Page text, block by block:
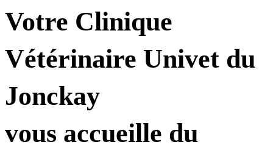
Votre Clinique
Vétérinaire Univet du
Jonckay
vous accueille du